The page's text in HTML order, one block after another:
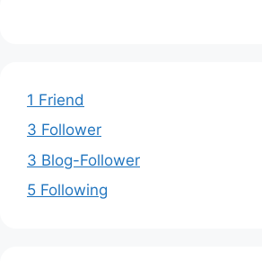
1 Friend
3 Follower
3 Blog-Follower
5 Following